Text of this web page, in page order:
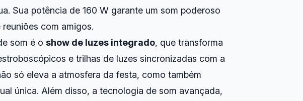
Sua potência de 160 W garante um som poderoso
com amigos.
som é o show de luzes integrado, que transforma
e trilhas de luzes sincronizadas com a
só eleva a atmosfera da festa, como também
única. Além disso, a tecnologia de som avançada,